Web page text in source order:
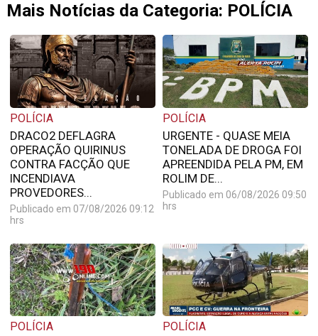
Mais Notícias da Categoria: POLÍCIA
POLÍCIA
DRACO2 DEFLAGRA
OPERAÇÃO QUIRINUS
CONTRA FACÇÃO QUE
INCENDIAVA
PROVEDORES...
Publicado em 07/08/2026 09:12
hrs
POLÍCIA
URGENTE - QUASE MEIA
TONELADA DE DROGA FOI
APREENDIDA PELA PM, EM
ROLIM DE...
Publicado em 06/08/2026 09:50
hrs
POLÍCIA POLÍCIA